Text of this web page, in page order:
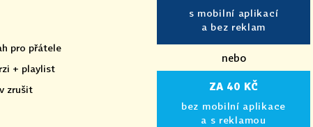
pro přátele
+ playlist
zrušit
s mobilní aplikací
a bez reklam
nebo
ZA 40 KČ
bez mobilní aplikace
a s reklamou